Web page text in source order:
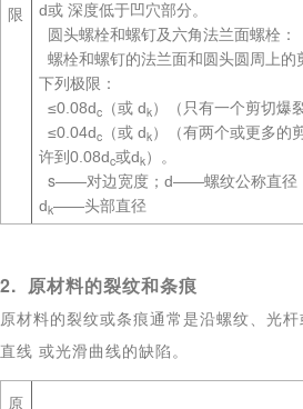
限
d或 深度低于凹穴部分。
圆头螺栓和螺钉及六角法兰面螺栓：
螺栓和螺钉的法兰面和圆头圆周上的
下列极限：
≤0.08dc（或 dk）（只有一个剪切爆
≤0.04dc（或 dk）（有两个或更多的
许到0.08dc或dk）。
s——对边宽度；d——螺纹公称直径
dk——头部直径
2. 原材料的裂纹和条痕
原材料的裂纹或条痕通常是沿螺纹、光
直线 或光滑曲线的缺陷。
原